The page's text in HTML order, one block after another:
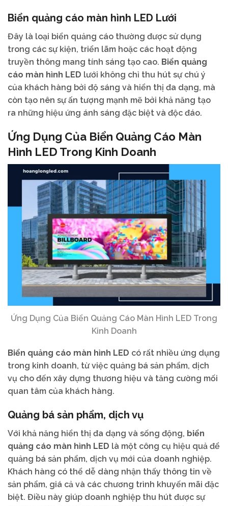
Biển quảng cáo màn hình LED Lưới
Đây là loại biển quảng cáo thường được sử dụng
trong các sự kiện, triển lãm hoặc các hoạt động
truyền thông mang tính sáng tạo cao. Biển quảng
cáo màn hình LED lưới không chỉ thu hút sự chú ý
của khách hàng bởi độ sáng và hiển thị đa dạng, mà
còn tạo nên sự ấn tượng mạnh mẽ bởi khả năng tạo
ra những hiệu ứng ánh sáng đặc biệt và độc đáo.
Ứng Dụng Của Biển Quảng Cáo Màn
Hình LED Trong Kinh Doanh
Ứng Dụng Của Biển Quảng Cáo Màn Hình LED Trong
Kinh Doanh
Biển quảng cáo màn hình LED có rất nhiều ứng dụng
trong kinh doanh, từ việc quảng bá sản phẩm, dịch
vụ cho đến xây dựng thương hiệu và tăng cường mối
quan tâm của khách hàng.
Quảng bá sản phẩm, dịch vụ
Với khả năng hiển thị đa dạng và sống động, biển
quảng cáo màn hình LED là một công cụ hiệu quả để
quảng bá sản phẩm, dịch vụ mới của doanh nghiệp.
Khách hàng có thể dễ dàng nhận thấy thông tin về
sản phẩm, giá cả và các chương trình khuyến mãi đặc
biệt. Điều này giúp doanh nghiệp thu hút được sự